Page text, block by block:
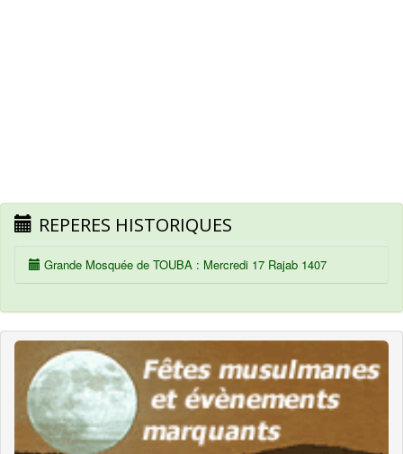
REPERES HISTORIQUES
Grande Mosquée de TOUBA : Mercredi 17 Rajab 1407